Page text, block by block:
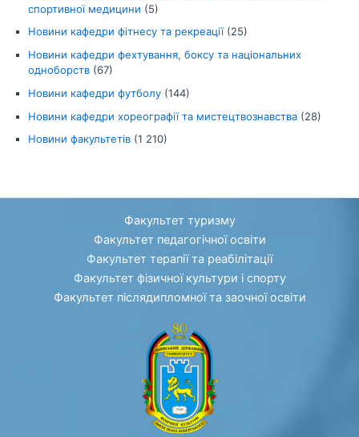
спортивної медицини (5)
Новини кафедри фітнесу та рекреації(25)
Новини кафедри фехтування, боксу та національних
одноборств (67)
Новини кафедри футболу (144)
Новини кафедри хореографії та мистецтвознавства (28)
Новини факультетів (1 210)
Факультет туризму
Факультет педагогічної освіти
Факультет терапії та реабілітації
Факультет фізичної культури і спорту
Факультет післядипломної та заочної освіти